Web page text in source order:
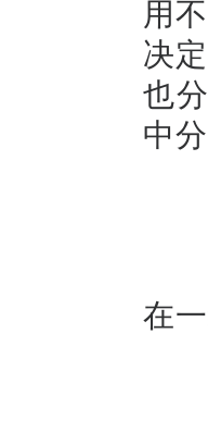
用
决
也
中
在